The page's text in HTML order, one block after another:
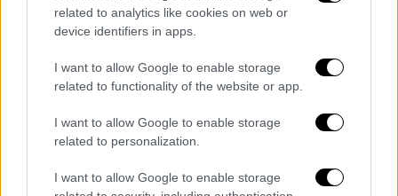
related to analytics like cookies on web or
device identifiers in apps.
I want to allow Google to enable storage
related to functionality of the website or app.
I want to allow Google to enable storage
related to personalization.
I want to allow Google to enable storage